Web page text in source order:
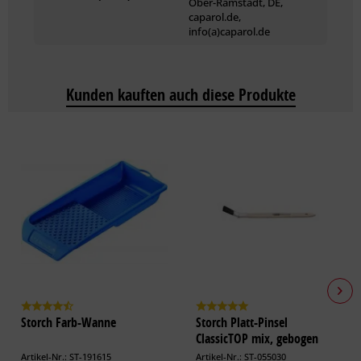
Weitere Farbtöne sind über ColorExpress tönbar.
passenden Grundiersystemfarbton. Capalac Dickschichtlack
Bei hellen Farbtönen und Weiß kann es durch mangelnden
Lichteinfluss (UV Strahlung), Wärme und chemische Einflüsse
(wie z. B. Ammoniakdämpfe aus Reinigungsmitteln, Kleb-,
Anstrich- oder Dichtstoffen) zu einer Vergilbung der
Lackoberfläche kommen. Diese Vergilbung ist
materialtypisch und stellt keinen Produktmangel dar.
Bei intensiven und dunklen Farb­tönen kann an der
Beschichtungs­ober­fläche ein temporärer Pigmentabrieb ent­
stehen – ggf. ist eine transparente Versiegelung mit Capalac
caparol.de,
info(a)caparol.de
Kunden kauften auch diese Produkte
Storch Farb-Wanne
Artikel-Nr.: ST-191615
Storch Platt-Pinsel
ClassicTOP mix, gebogen
Artikel-Nr.: ST-055030